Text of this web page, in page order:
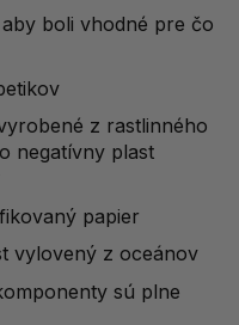
boli vhodné pre čo
z rastlinného
negatívny plast
papier
vylovený z oceánov
sú plne